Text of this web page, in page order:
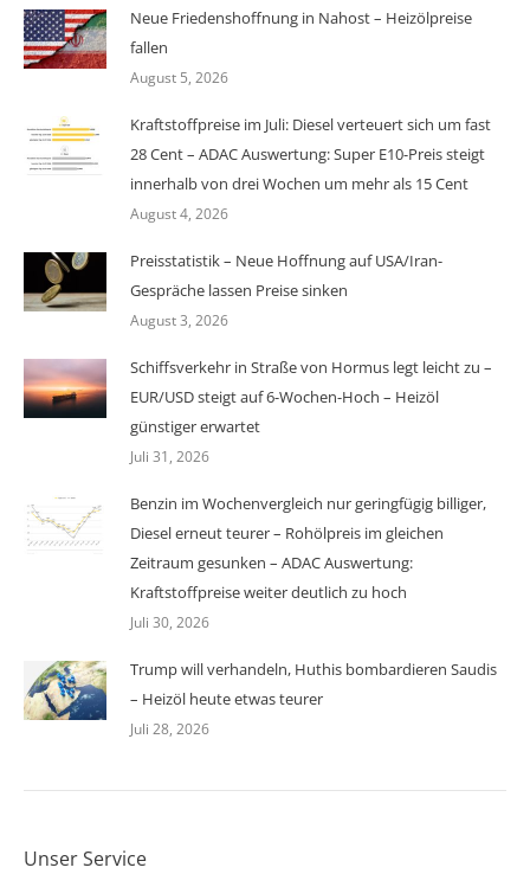
Neue Friedenshoffnung in Nahost – Heizölpreise
fallen
August 5, 2026
Kraftstoffpreise im Juli: Diesel verteuert sich um fast
28 Cent – ADAC Auswertung: Super E10-Preis steigt
innerhalb von drei Wochen um mehr als 15 Cent
August 4, 2026
Preisstatistik – Neue Hoffnung auf USA/Iran-
Gespräche lassen Preise sinken
August 3, 2026
Schiffsverkehr in Straße von Hormus legt leicht zu –
EUR/USD steigt auf 6-Wochen-Hoch – Heizöl
günstiger erwartet
Juli 31, 2026
Benzin im Wochenvergleich nur geringfügig billiger,
Diesel erneut teurer – Rohölpreis im gleichen
Zeitraum gesunken – ADAC Auswertung:
Kraftstoffpreise weiter deutlich zu hoch
Juli 30, 2026
Trump will verhandeln, Huthis bombardieren Saudis
– Heizöl heute etwas teurer
Juli 28, 2026
Unser Service